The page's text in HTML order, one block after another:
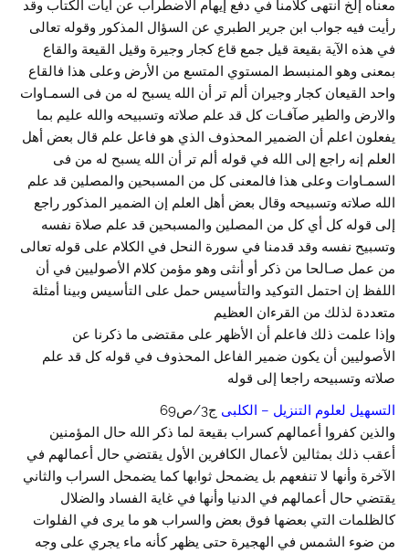
معناه إلخ انتهى كلامنا في دفع إيهام الاضطراب عن آيات الكتاب وقد
رأيت فيه جواب ابن جرير الطبري عن السؤال المذكور وقوله تعالى
في هذه الآية بقيعة قيل جمع قاع كجار وجيرة وقيل القيعة والقاع
بمعنى وهو المنبسط المستوي المتسع من الأرض وعلى هذا فالقاع
واحد القيعان كجار وجيران ألم تر أن الله يسبح له من فى السمـاوات
والارض والطير صآفـات كل قد علم صلاته وتسبيحه والله عليم بما
يفعلون اعلم أن الضمير المحذوف الذي هو فاعل علم قال بعض أهل
العلم إنه راجع إلى الله في قوله ألم تر أن الله يسبح له من فى
السمـاوات وعلى هذا فالمعنى كل من المسبحين والمصلين قد علم
الله صلاته وتسبيحه وقال بعض أهل العلم إن الضمير المذكور راجع
إلى قوله كل أي كل من المصلين والمسبحين قد علم صلاة نفسه
وتسبيح نفسه وقد قدمنا في سورة النحل في الكلام على قوله تعالى
من عمل صـالحا من ذكر أو أنثى وهو مؤمن كلام الأصوليين في أن
اللفظ إن احتمل التوكيد والتأسيس حمل على التأسيس وبينا أمثلة
متعددة لذلك من القرءان العظيم
وإذا علمت ذلك فاعلم أن الأظهر على مقتضى ما ذكرنا عن
الأصوليين أن يكون ضمير الفاعل المحذوف في قوله كل قد علم
صلاته وتسبيحه راجعا إلى قوله
التسهيل لعلوم التنزيل – الكلبى ج3/ص69
والذين كفروا أعمالهم كسراب بقيعة لما ذكر الله حال المؤمنين
أعقب ذلك بمثالين لأعمال الكافرين الأول يقتضي حال أعمالهم في
الآخرة وأنها لا تنفعهم بل يضمحل ثوابها كما يضمحل السراب والثاني
يقتضي حال أعمالهم في الدنيا وأنها في غاية الفساد والضلال
كالظلمات التي بعضها فوق بعض والسراب هو ما يرى في الفلوات
من ضوء الشمس في الهجيرة حتى يظهر كأنه ماء يجري على وجه